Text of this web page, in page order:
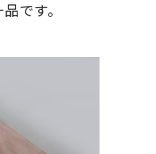
です。